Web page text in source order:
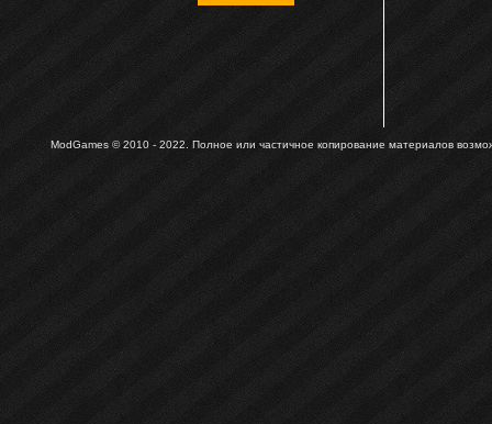
ModGames © 2010 - 2022. Полное или частичное копирование материалов